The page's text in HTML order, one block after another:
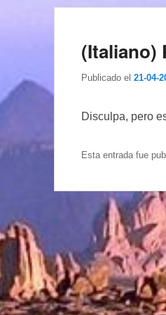
(Italiano)
Publicado el 21-04-
Disculpa, pero
Esta entrada fue